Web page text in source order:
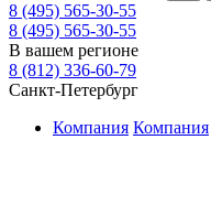
8 (495) 565-30-55
8 (495) 565-30-55
В вашем регионе
8 (812) 336-60-79
Санкт-Петербург
Компания Компания